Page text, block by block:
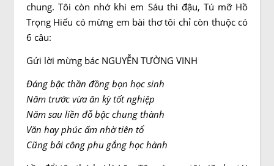
chung. Tôi còn nhớ khi em Sáu thi đậu, Tú mỡ Hồ
Trọng Hiếu có mừng em bài thơ tôi chỉ còn thuộc có
6 câu:
Gửi lời mừng bác NGUYỄN TƯỜNG VINH
Đáng bậc thần đồng bọn học sinh
Năm trước vừa ăn kỳ tốt nghiệp
Năm sau liền đỗ bậc chung thành
Văn hay phúc ấm nhờ tiên tổ
Cũng bởi công phu gắng học hành